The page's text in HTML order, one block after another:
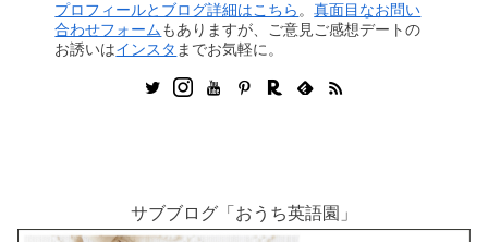
プロフィールとブログ詳細はこちら。真面目なお問い
合わせフォームもありますが、ご意見ご感想デートの
お誘いはインスタ までお気軽に。
サブブログ「おうち英語園」